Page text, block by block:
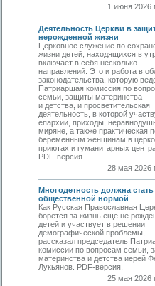
1 июня 2026
Деятельность Церкви в
нерожденной жизни
Церковное служение по
жизни детей, находящихся в
включает в себя несколько
направлений. Это и работа в
законодательства, которую
Патриаршая комиссия по
семьи, защиты материнства
и детства, и просветительская
деятельность, в которой
епархии, приходы,
миряне, а также практическая
беременным женщинам в
приютах и гуманитарных
PDF-версия.
28 мая 2026
Многодетность должна стать
общественной нормой
Как Русская Православная
борется за жизнь еще не
детей и участвует в решении
демографической проблемы,
рассказал председатель
комиссии по вопросам семьи,
материнства и детства иерей
Лукьянов. PDF-версия.
25 мая 2026